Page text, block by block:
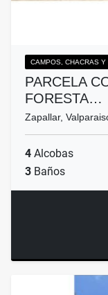
CAMPOS, CHACRAS Y
PARCELA
FORESTA…
Zapallar,
4 Alcobas
3 Baños